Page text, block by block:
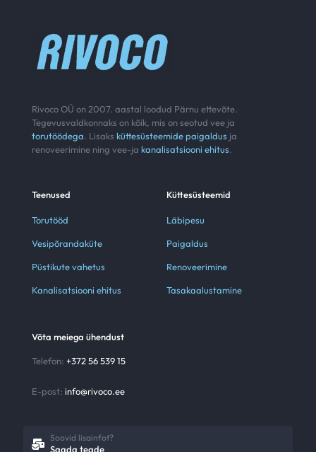
Rivoco OÜ on 2007. aastal loodud Pärnu ettevõte.
Tegevusvaldkonnaks on kõik, mis on seotud vee ja
torutöödega. Lisaks küttesüsteemide paigaldus ja
renoveerimine ning vee-ja kanalisatsiooni ehitus.
Teenused
Torutööd
Vesipõrandaküte
Püstikute vahetus
Kanalisatsiooni ehitus
Küttesüsteemid
Läbipesu
Paigaldus
Renoveerimine
Tasakaalustamine
Võta meiega ühendust
Telefon: +372 56 539 15
E-post: info@rivoco.ee
Saada teade
Soovid lisainfot?